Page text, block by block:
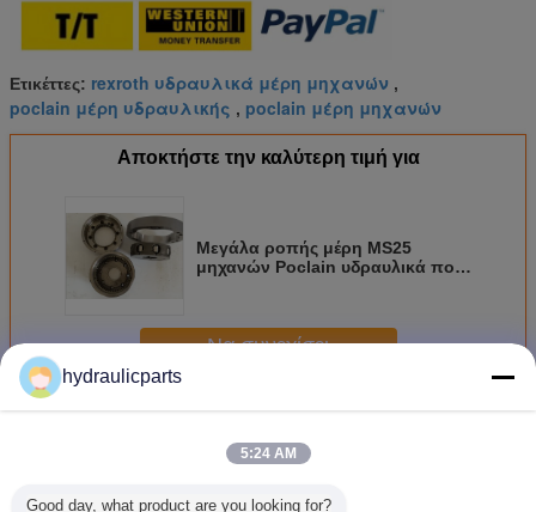
Ετικέττες: rexroth υδραυλικά μέρη μηχανών ,
poclain μέρη υδραυλικής , poclain μέρη μηχανών
Αποκτήστε την καλύτερη τιμή για
Μεγάλα ροπής μέρη MS25
μηχανών Poclain υδραυλικά που
Να συνεχίσει
ΠερισσότεροιΥδραυλικά μέρη μηχανών Poclain
hydraulicparts
5:24 AM
Good day, what product are you looking for?